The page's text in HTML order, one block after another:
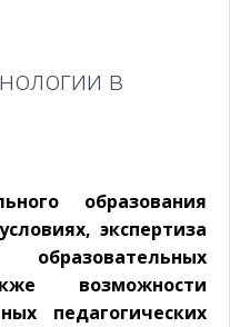
в
образования
экспертиза
возможности
педагогических